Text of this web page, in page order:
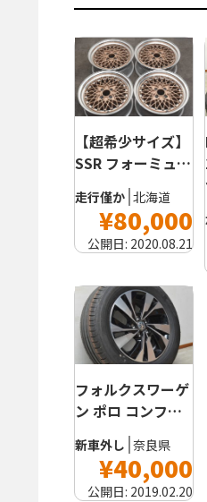
【超希少サイズ】
SSR フォーミュ…
走行僅か 北海道
¥80,000
公開日: 2020.08.21
フォルクスワーゲ
ン ポロ コンフ…
新車外し 奈良県
¥40,000
公開日: 2019.02.20